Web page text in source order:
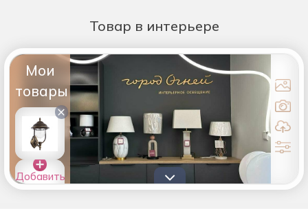
Товар в интерьере
Мои
товары
×
Добавить
товары в